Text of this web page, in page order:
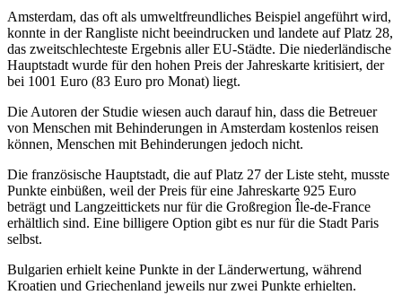
Amsterdam, das oft als umweltfreundliches Beispiel angeführt wird,
konnte in der Rangliste nicht beeindrucken und landete auf Platz 28,
das zweitschlechteste Ergebnis aller EU-Städte. Die niederländische
Hauptstadt wurde für den hohen Preis der Jahreskarte kritisiert, der
bei 1001 Euro (83 Euro pro Monat) liegt.
Die Autoren der Studie wiesen auch darauf hin, dass die Betreuer
von Menschen mit Behinderungen in Amsterdam kostenlos reisen
können, Menschen mit Behinderungen jedoch nicht.
Die französische Hauptstadt, die auf Platz 27 der Liste steht, musste
Punkte einbüßen, weil der Preis für eine Jahreskarte 925 Euro
beträgt und Langzeittickets nur für die Großregion Île-de-France
erhältlich sind. Eine billigere Option gibt es nur für die Stadt Paris
selbst.
Bulgarien erhielt keine Punkte in der Länderwertung, während
Kroatien und Griechenland jeweils nur zwei Punkte erhielten.